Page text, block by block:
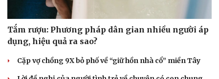
Tắm rượu: Phương pháp dân gian nhiều người áp
dụng, hiệu quả ra sao?
Cặp vợ chồng 9X bỏ phố về “giữ hồn nhà cổ” miền Tây